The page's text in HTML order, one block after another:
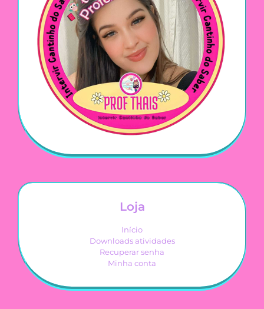
Loja
Início
Downloads atividades
Recuperar senha
Minha conta